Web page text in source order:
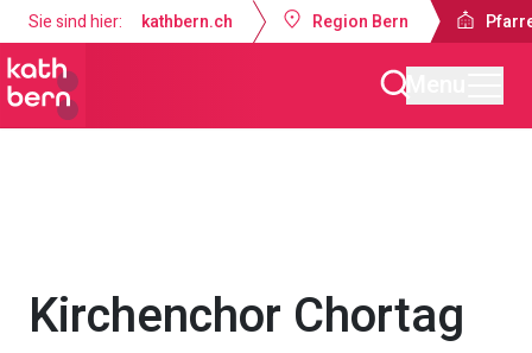
Sie sind hier: kathbern.ch Region Bern
Kirchenchor Chortag